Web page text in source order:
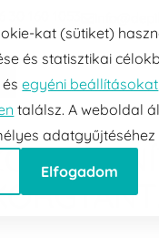
kat (sütiket)
és statisztikai
ésegyéni beállításokat
találsz. A weboldal
Elfogadom
E-mail